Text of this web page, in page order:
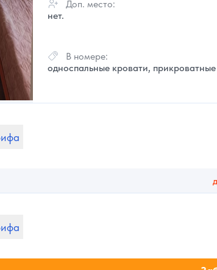
Доп. место:
нет.
В номере:
односпальные кровати,